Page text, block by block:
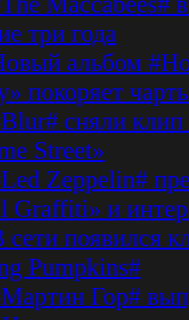
три года
альбом
покоряет
сняли клип
Street»
Zeppelin#
Graffiti» и
сети появился
Pumpkins#
Гор#